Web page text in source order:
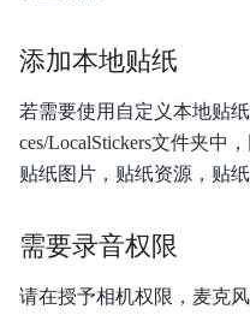
添加本地贴纸
若需要使用自定义本地贴
ces/LocalStickers文件夹中
贴纸图片，贴纸资源，贴纸
需要录音权限
请在授予相机权限，麦克